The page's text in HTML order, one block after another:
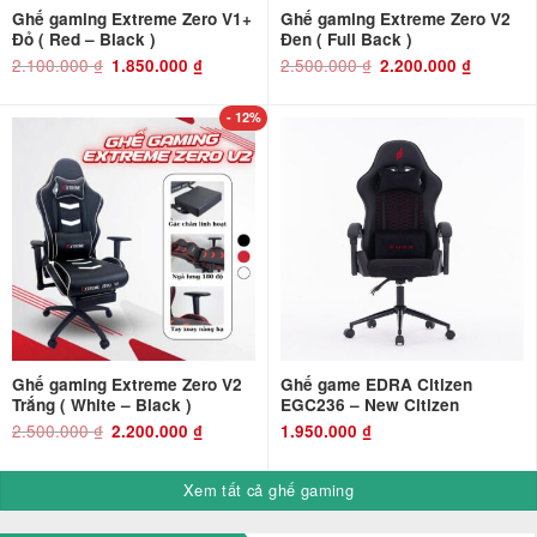
Ghế gaming Extreme Zero V1+
Đỏ ( Red – Black )
2.100.000₫ Giá
gốc
1.850.000₫Giá
hiện
1.850.000 ₫.
Ghế gaming Extreme Zero V2
Đen ( Full Back )
2.500.000₫ Giá
gốc
2.200.000₫Giá
hiện
- 12%
Ghế gaming Extreme Zero V2
Trắng ( White – Black )
2.500.000₫ Giá
gốc
2.500.000 ₫.
2.200.000₫Giá
hiện
là:
2.200.000 ₫.
Ghế game EDRA Citizen
EGC236 – New Citizen
1.950.000 ₫
Xem tất cả ghế gaming